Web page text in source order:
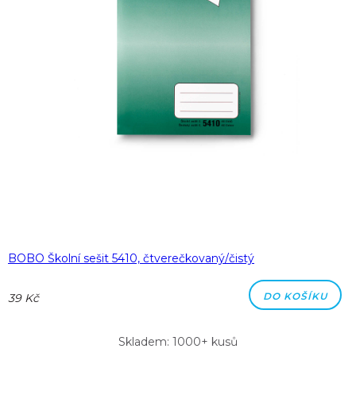
BOBO Školní sešit 5410, čtverečkovaný/čistý
39 Kč DO KOŠÍKU
Skladem: 1000+ kusů